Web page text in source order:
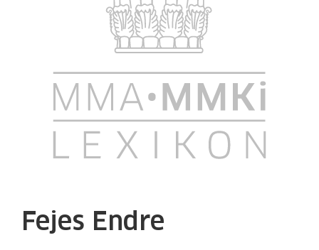
Fejes Endre